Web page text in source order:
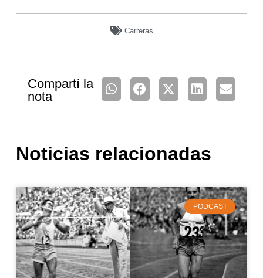
Carreras
Compartí la
nota
Noticias relacionadas
PODCAST